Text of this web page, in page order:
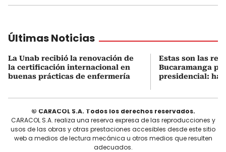
Últimas Noticias
La Unab recibió la renovación de
la certificación internacional en
buenas prácticas de enfermería
Estas son las
Bucaramanga
presidencial:
© CARACOL S.A. Todos los derechos reservados.
CARACOL S.A. realiza una reserva expresa de las reproducciones y
usos de las obras y otras prestaciones accesibles desde este sitio
web a medios de lectura mecánica u otros medios que resulten
adecuados.